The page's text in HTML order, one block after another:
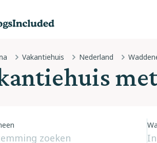
Vakantiehuis Nederland